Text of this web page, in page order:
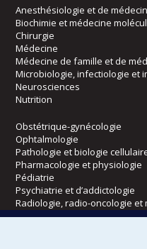
Anesthésiologie et de
Biochimie et médecine
Chirurgie
Médecine
Médecine de famille et de
Microbiologie, infectiologie et
Neurosciences
Nutrition
Obstétrique-gynécologie
Ophtalmologie
Pathologie et biologie
Pharmacologie et physiologie
Pédiatrie
Psychiatrie et d’addictologie
Radiologie, radio-oncologie et